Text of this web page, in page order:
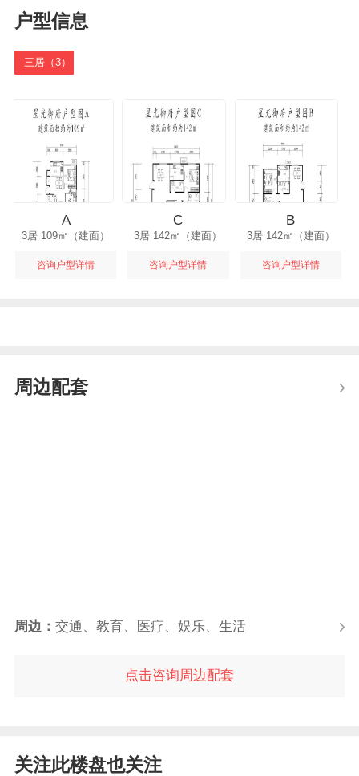
户型信息
三居（3）
A
3居 109㎡（建面）
咨询户型详情
C
3居 142㎡（建面）
咨询户型详情
B
3居 142㎡（建面）
咨询户型详情
周边配套
周边： 交通、教育、医疗、娱乐、生活
点击咨询周边配套
关注此楼盘也关注